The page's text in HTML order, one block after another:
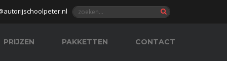
PRIJZEN PAKKETTEN CONTACT